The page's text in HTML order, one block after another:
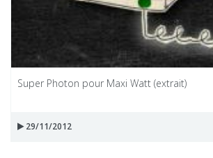
Super Photon pour Maxi Watt (extrait)
29/11/2012